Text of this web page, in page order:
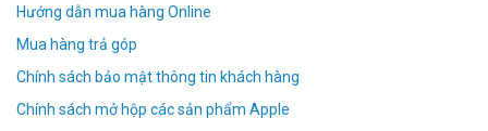
Hướng dẫn mua hàng Online
Mua hàng trả góp
Chính sách bảo mật thông tin khách hàng
Chính sách mở hộp các sản phẩm Apple